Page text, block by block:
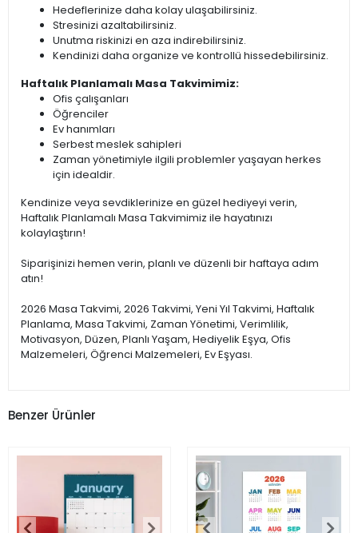
Hedeflerinize daha kolay ulaşabilirsiniz.
Stresinizi azaltabilirsiniz.
Unutma riskinizi en aza indirebilirsiniz.
Kendinizi daha organize ve kontrollü hissedebilirsiniz.
Haftalık Planlamalı Masa Takvimimiz:
Ofis çalışanları
Öğrenciler
Ev hanımları
Serbest meslek sahipleri
Zaman yönetimiyle ilgili problemler yaşayan herkes
için idealdir.
Kendinize veya sevdiklerinize en güzel hediyeyi verin,
Haftalık Planlamalı Masa Takvimimiz ile hayatınızı
kolaylaştırın!
Siparişinizi hemen verin, planlı ve düzenli bir haftaya adım
atın!
2026 Masa Takvimi, 2026 Takvimi, Yeni Yıl Takvimi, Haftalık
Planlama, Masa Takvimi, Zaman Yönetimi, Verimlilik,
Motivasyon, Düzen, Planlı Yaşam, Hediyelik Eşya, Ofis
Malzemeleri, Öğrenci Malzemeleri, Ev Eşyası.
Benzer Ürünler